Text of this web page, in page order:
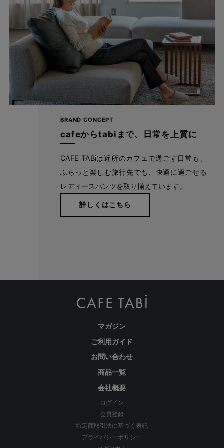
特殊な二重構造素材で高通気なのに、透けに
パンツと同じ素材だから、快適ストレッチで
長時間の着用でもストレスフリー♪
BRAND CONCEPT
cafeからtabiまで、日常を上質に
CAFE TABiは近所のカフェで過ごす日常も、
ふらっと楽しむ旅行先でも、快適に過ごせる
レディースパンツを取り揃えています。
詳しくはこちら
マガジン
ご利用ガイド
お問い合わせ
商品一覧
会社概要
ログイン
会員登録
特定商取引法に基づく表記
プライバシーポリシー